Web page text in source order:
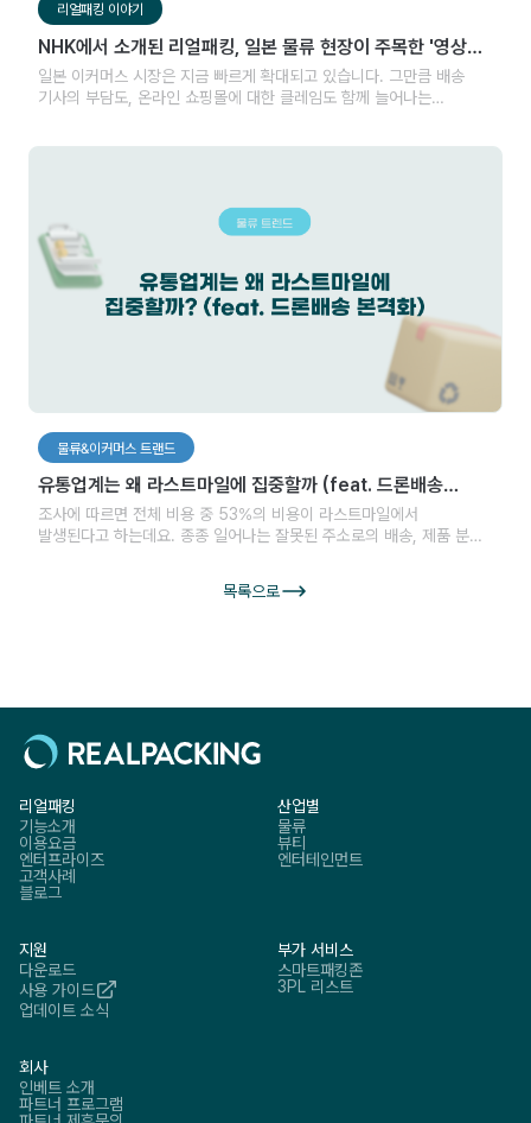
리얼패킹 이야기
NHK에서 소개된 리얼패킹, 일본 물류 현장이 주목한 '영상
기록'의 가치
일본 이커머스 시장은 지금 빠르게 확대되고 있습니다. 그만큼 배송
기사의 부담도, 온라인 쇼핑몰에 대한 클레임도 함께 늘어나는
물류&이커머스 트랜드
유통업계는 왜 라스트마일에 집중할까 (feat. 드론배송
본격화?)
조사에 따르면 전체 비용 중 53%의 비용이 라스트마일에서
발생된다고 하는데요. 종종 일어나는 잘못된 주소로의 배송, 제품 분실,
운영이 가능하게 되기 때문에 라스트마일에 주목하는 것입니다.
목록으로
리얼패킹
기능소개
이용요금
엔터프라이즈
고객사례
블로그
산업별
물류
뷰티
엔터테인먼트
지원
다운로드
사용 가이드
업데이트 소식
부가 서비스
스마트패킹존
3PL 리스트
회사
인베트 소개
파트너 프로그램